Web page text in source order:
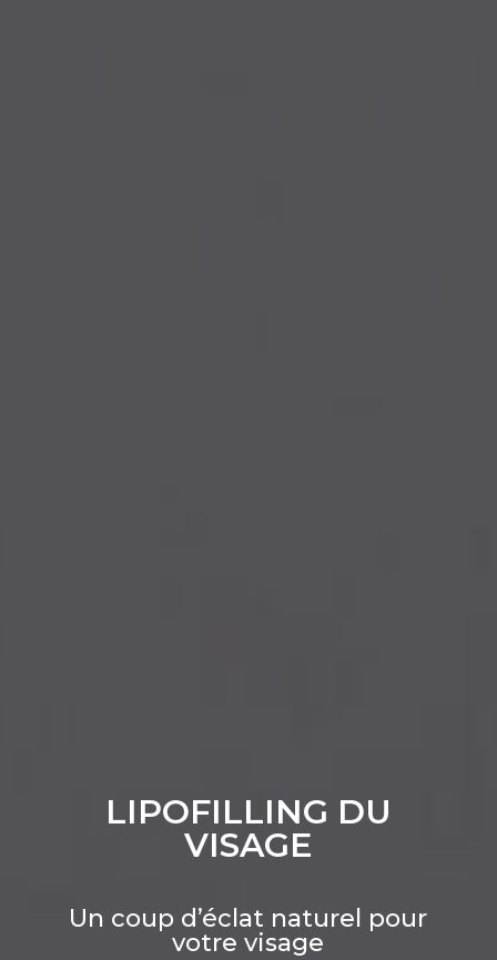
LIPOFILLING DU
VISAGE
Un coup d’éclat naturel pour
votre visage